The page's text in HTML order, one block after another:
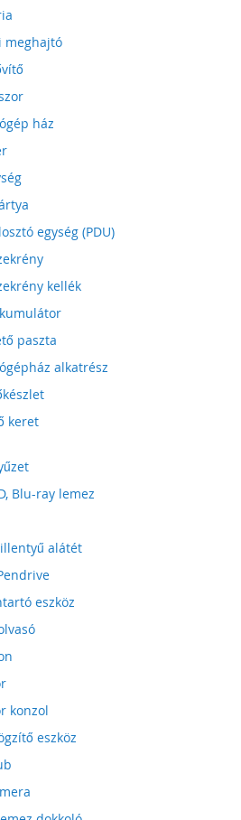
meghajtó
ház
egység (PDU)
kellék
paszta
alkatrész
keret
Blu-ray lemez
alátét
eszköz
konzol
eszköz